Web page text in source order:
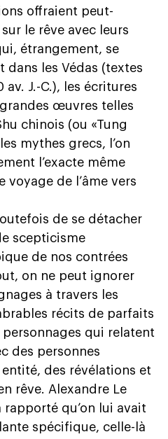
offraient peut-
le rêve avec leurs
étrangement, se
dans les Védas (textes
J.-C.), les écritures
œuvres telles
chinois (ou «Tung
mythes grecs, l’on
l’exacte même
voyage de l’âme vers
de se détacher
scepticisme
de nos contrées
on ne peut ignorer
à travers les
récits de parfaits
qui relatent
des personnes
des révélations et
rêve. Alexandre Le
qu’on lui avait
spécifique, celle-là